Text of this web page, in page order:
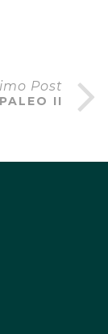
Post
II